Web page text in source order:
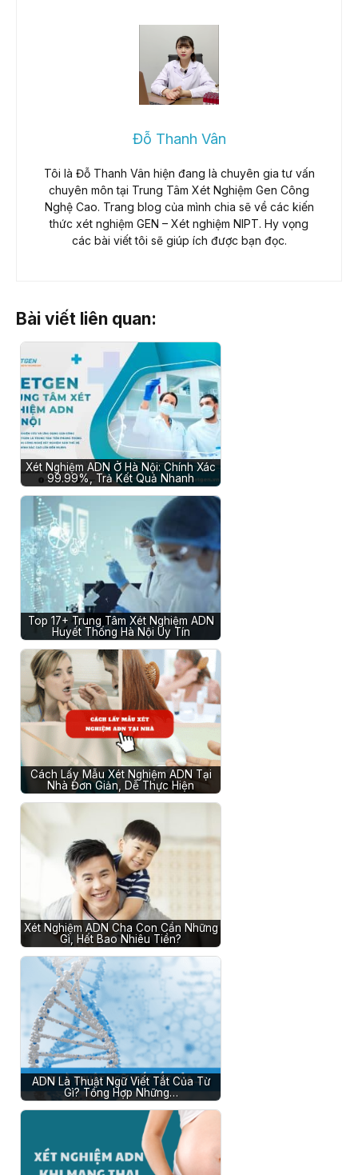
Đỗ Thanh Vân
Tôi là Đỗ Thanh Vân hiện đang là chuyên gia tư vấn
chuyên môn tại Trung Tâm Xét Nghiệm Gen Công
Nghệ Cao. Trang blog của mình chia sẽ về các kiến
thức xét nghiệm GEN – Xét nghiệm NIPT. Hy vọng
các bài viết tôi sẽ giúp ích được bạn đọc.
Bài viết liên quan:
Xét Nghiệm ADN Ở Hà Nội: Chính Xác
99.99%, Trả Kết Quả Nhanh
Top 17+ Trung Tâm Xét Nghiệm ADN
Huyết Thống Hà Nội Uy Tín
Cách Lấy Mẫu Xét Nghiệm ADN Tại
Nhà Đơn Giản, Dễ Thực Hiện
Xét Nghiệm ADN Cha Con Cần Những
Gì, Hết Bao Nhiêu Tiền?
ADN Là Thuật Ngữ Viết Tắt Của Từ
Gì? Tổng Hợp Những…